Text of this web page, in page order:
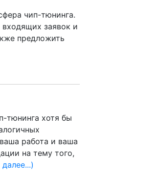
чип-тюнинга.
заявок и
предложить
тюнинга хотя бы
работа и ваша
на тему того,